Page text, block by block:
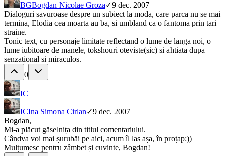
BGBogdan Nicolae Groza✓9 dec. 2007
Dialoguri savuroase despre un subiect la moda, care parca nu se mai
termina, Elodia cea moarta au ba, si umbland ca o fantoma prin tari
straine.
Tonic text, cu personaje limitate reflectand o lume de langa noi, o
lume iubitoare de manele, tokshouri oteviste(sic) si ahtiata dupa
senzational si miraculos.
0
IC
ICIna Simona Cirlan✓9 dec. 2007
Bogdan,
Mi-a plăcut găselnița din titlul comentariului.
Cândva voi mai șurubăi pe aici, acum îl las așa, în proțap:))
Mulțumesc pentru zâmbet și cuvinte, Bogdan!